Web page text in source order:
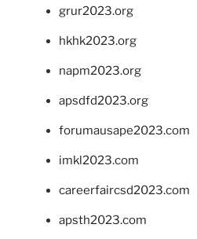
grur2023.org
hkhk2023.org
napm2023.org
apsdfd2023.org
forumausape2023.com
imkl2023.com
careerfaircsd2023.com
apsth2023.com